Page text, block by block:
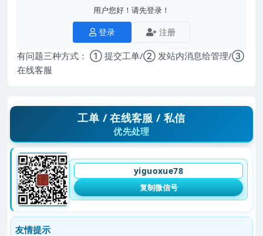
用户您好！请先登录！
登录 注册
有问题三种方式： ① 提交工单/② 发站内消息给管理/③
在线客服
工单 / 在线客服 / 私信
优先处理
yiguoxue78
复制微信号
友情提示